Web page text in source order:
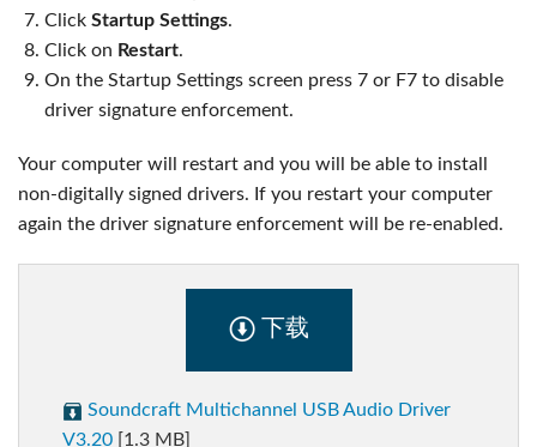
ClickStartup Settings.
Click on Restart.
On the Startup Settings screen press 7 or F7 to disable
driver signature enforcement.
Your computer will restart and you will be able to install
non-digitally signed drivers. If you restart your computer
again the driver signature enforcement will be re-enabled.
下载
Soundcraft Multichannel USB Audio Driver
V3.20 [1.3 MB]